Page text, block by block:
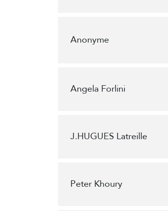
Anonyme
Angela Forlini
J.HUGUES Latreille
Peter Khoury